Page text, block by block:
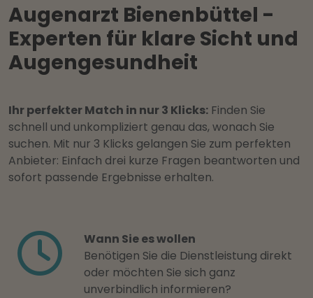
Augenarzt Bienenbüttel -
Experten für klare Sicht und
Augengesundheit
Ihr perfekter Match in nur 3 Klicks: Finden Sie
schnell und unkompliziert genau das, wonach Sie
suchen. Mit nur 3 Klicks gelangen Sie zum perfekten
Anbieter: Einfach drei kurze Fragen beantworten und
sofort passende Ergebnisse erhalten.
Wann Sie es wollen
Benötigen Sie die Dienstleistung direkt
oder möchten Sie sich ganz
unverbindlich informieren?